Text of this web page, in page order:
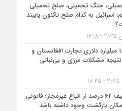
جنگ تحمیلی، صلح تحمیلی
اسرائیل به کدام صلح تاکنون پایبند
سقوط ۱.۵ میلیارد دلاری تجارت افغانستان و
نتیجه مشکلات مرزی و بی‌ثباتی
تعیین‌تکلیف ۶۲ درصد از اتباع غیرمجاز؛ قانونی
بازگشت وجود داشته باشد